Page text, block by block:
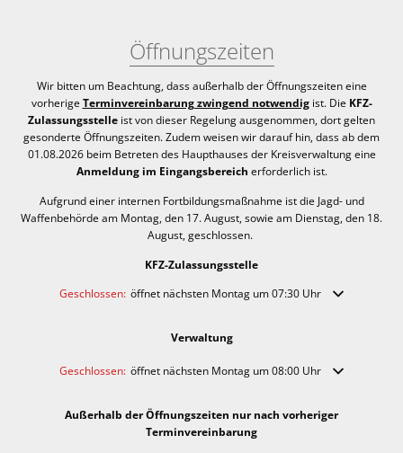
Öffnungszeiten
Wir bitten um Beachtung, dass außerhalb der Öffnungszeiten eine
vorherige Terminvereinbarung zwingend notwendigist. Die KFZ-
Zulassungsstelle ist von dieser Regelung ausgenommen, dort gelten
gesonderte Öffnungszeiten. Zudem weisen wir darauf hin, dass ab dem
01.08.2026 beim Betreten des Haupthauses der Kreisverwaltung eine
Anmeldung im Eingangsbereich erforderlich ist.
Aufgrund einer internen Fortbildungsmaßnahme ist die Jagd- und
Waffenbehörde am Montag, den 17. August, sowie am Dienstag, den 18.
August, geschlossen.
KFZ-Zulassungsstelle
Klicken, um weitere Öffnungs- oder Schließzeiten auszublenden
Geschlossen: öffnet nächsten Montag um 07:30 Uhr
Verwaltung
Klicken, um weitere Öffnungs- oder Schließzeiten auszublenden
Geschlossen: öffnet nächsten Montag um 08:00 Uhr
Außerhalb der Öffnungszeiten nur nach vorheriger
Terminvereinbarung